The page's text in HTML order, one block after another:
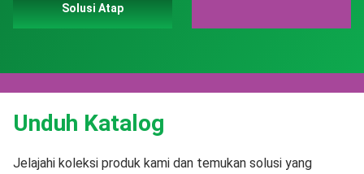
Solusi Atap
Unduh Katalog
Jelajahi koleksi produk kami dan temukan solusi yang